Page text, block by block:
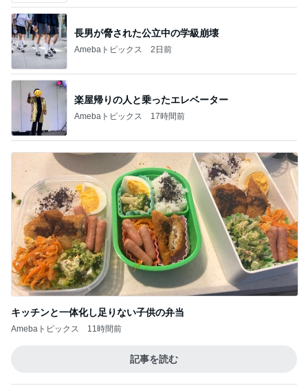
長男が脅された公立中の学級崩壊
Amebaトピックス 2日前
楽屋帰りの人と乗ったエレベーター
Amebaトピックス 17時間前
キッチンと一体化し足りない子供の弁当
Amebaトピックス 11時間前
記事を読む